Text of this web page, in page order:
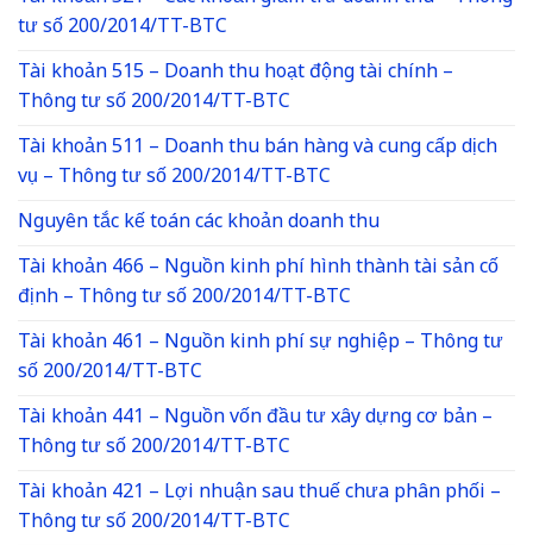
tư số 200/2014/TT-BTC
Tài khoản 515 – Doanh thu hoạt động tài chính –
Thông tư số 200/2014/TT-BTC
Tài khoản 511 – Doanh thu bán hàng và cung cấp dịch
vụ – Thông tư số 200/2014/TT-BTC
Nguyên tắc kế toán các khoản doanh thu
Tài khoản 466 – Nguồn kinh phí hình thành tài sản cố
định – Thông tư số 200/2014/TT-BTC
Tài khoản 461 – Nguồn kinh phí sự nghiệp – Thông tư
số 200/2014/TT-BTC
Tài khoản 441 – Nguồn vốn đầu tư xây dựng cơ bản –
Thông tư số 200/2014/TT-BTC
Tài khoản 421 – Lợi nhuận sau thuế chưa phân phối –
Thông tư số 200/2014/TT-BTC